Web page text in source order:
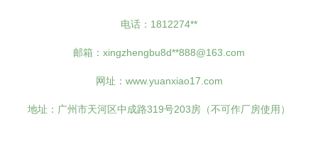
电话：1812274**
邮箱：xingzhengbu8d**888@163.com
网址： www.yuanxiao17.com
地址：广州市天河区中成路319号203房（不可作厂房使用）